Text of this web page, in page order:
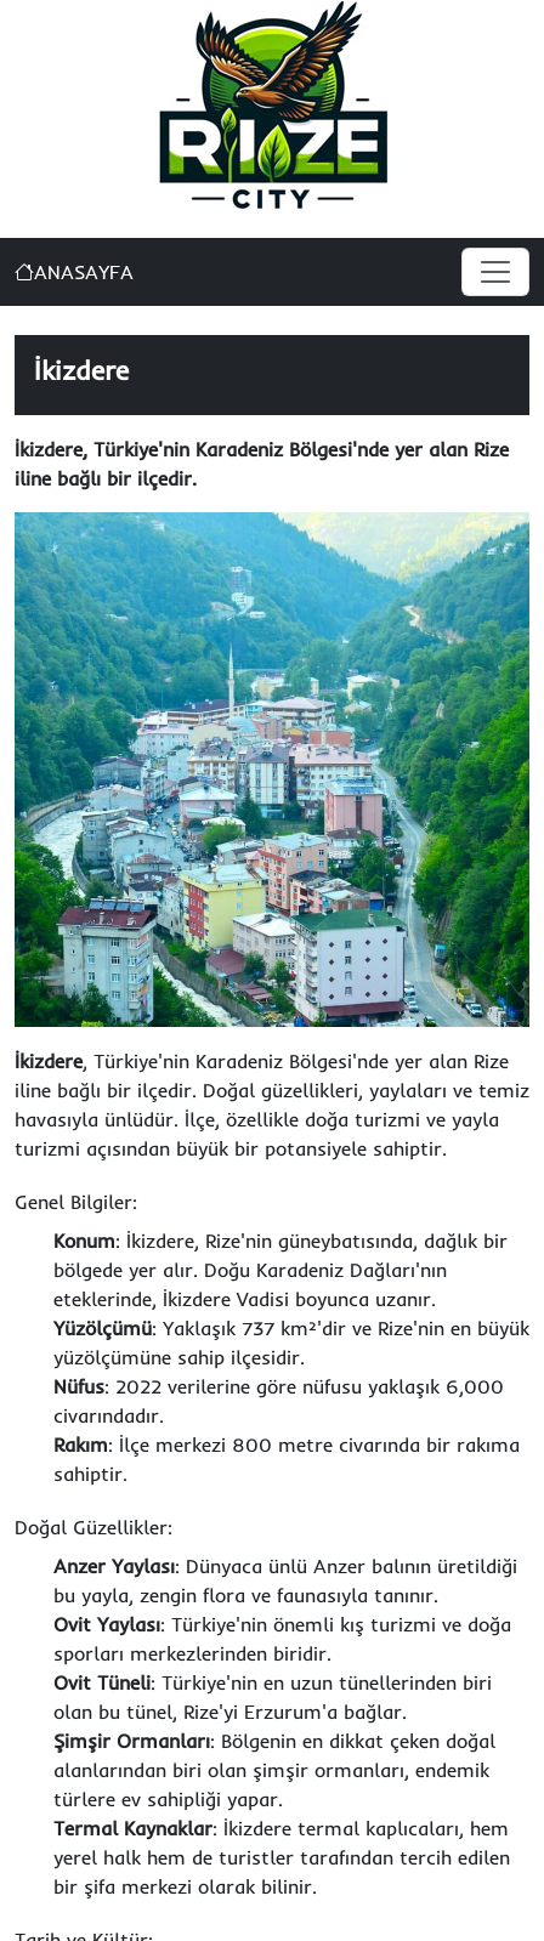
ANASAYFA
İkizdere
İkizdere, Türkiye'nin Karadeniz Bölgesi'nde yer alan Rize
iline bağlı bir ilçedir.
İkizdere, Türkiye'nin Karadeniz Bölgesi'nde yer alan Rize
iline bağlı bir ilçedir. Doğal güzellikleri, yaylaları ve temiz
havasıyla ünlüdür. İlçe, özellikle doğa turizmi ve yayla
turizmi açısından büyük bir potansiyele sahiptir.
Genel Bilgiler:
Konum: İkizdere, Rize'nin güneybatısında, dağlık bir
bölgede yer alır. Doğu Karadeniz Dağları'nın
eteklerinde, İkizdere Vadisi boyunca uzanır.
Yüzölçümü: Yaklaşık 737 km²'dir ve Rize'nin en büyük
yüzölçümüne sahip ilçesidir.
Nüfus: 2022 verilerine göre nüfusu yaklaşık 6,000
civarındadır.
Rakım: İlçe merkezi 800 metre civarında bir rakıma
sahiptir.
Doğal Güzellikler:
Anzer Yaylası: Dünyaca ünlü Anzer balının üretildiği
bu yayla, zengin flora ve faunasıyla tanınır.
Ovit Yaylası: Türkiye'nin önemli kış turizmi ve doğa
sporları merkezlerinden biridir.
Ovit Tüneli: Türkiye'nin en uzun tünellerinden biri
olan bu tünel, Rize'yi Erzurum'a bağlar.
Şimşir Ormanları: Bölgenin en dikkat çeken doğal
alanlarından biri olan şimşir ormanları, endemik
türlere ev sahipliği yapar.
Termal Kaynaklar: İkizdere termal kaplıcaları, hem
yerel halk hem de turistler tarafından tercih edilen
bir şifa merkezi olarak bilinir.